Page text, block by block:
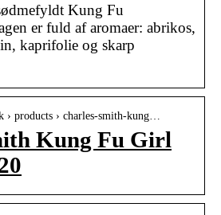
Kung Fu
er fuld af aromaer: abrikos,
kaprifolie og skarp
› products › charles-smith-kung…
Kung Fu Girl